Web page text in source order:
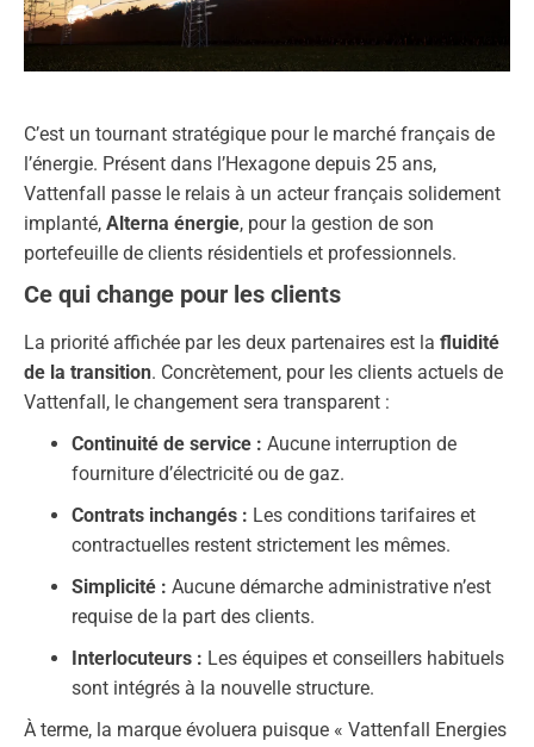
C’est un tournant stratégique pour le marché français de
l’énergie. Présent dans l’Hexagone depuis 25 ans,
Vattenfall passe le relais à un acteur français solidement
implanté, Alterna énergie, pour la gestion de son
portefeuille de clients résidentiels et professionnels.
Ce qui change pour les clients
La priorité affichée par les deux partenaires est la fluidité
de la transition. Concrètement, pour les clients actuels de
Vattenfall, le changement sera transparent :
Continuité de service : Aucune interruption de
fourniture d’électricité ou de gaz.
Contrats inchangés : Les conditions tarifaires et
contractuelles restent strictement les mêmes.
Simplicité : Aucune démarche administrative n’est
requise de la part des clients.
Interlocuteurs : Les équipes et conseillers habituels
sont intégrés à la nouvelle structure.
À terme, la marque évoluera puisque « Vattenfall Energies